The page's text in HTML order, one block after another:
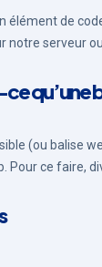
élément de
notre serveur
qu’une
(ou balise
Pour ce faire,